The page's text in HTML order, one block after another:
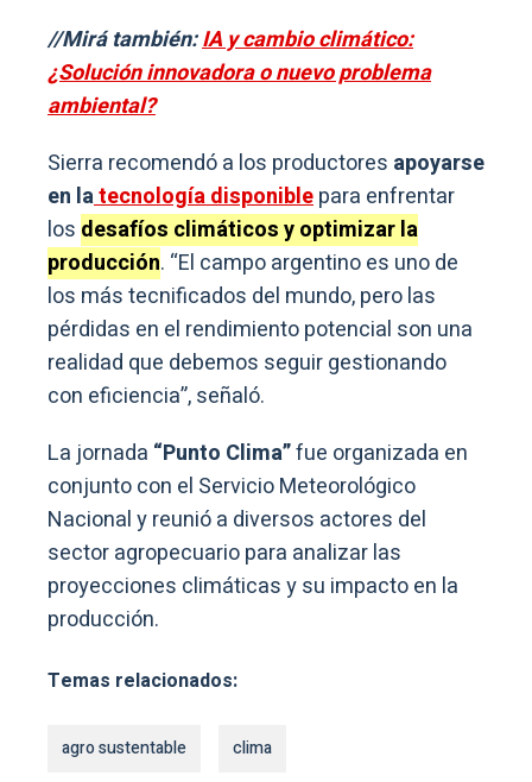
//Mirá también:IA y cambio climático:
¿Solución innovadora o nuevo problema
ambiental?
Sierra recomendó a los productores apoyarse
en latecnología disponiblepara enfrentar
los desafíos climáticos y optimizar la
producción. “El campo argentino es uno de
los más tecnificados del mundo, pero las
pérdidas en el rendimiento potencial son una
realidad que debemos seguir gestionando
con eficiencia”, señaló.
La jornada “Punto Clima”fue organizada en
conjunto con el Servicio Meteorológico
Nacional y reunió a diversos actores del
sector agropecuario para analizar las
proyecciones climáticas y su impacto en la
producción.
Temas relacionados:
agro sustentable clima